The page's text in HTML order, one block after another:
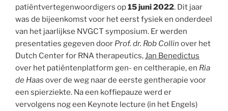
patiëntvertegenwoordigers op15 juni 2022. Dit jaar
was de bijeenkomst voor het eerst fysiek en onderdeel
van het jaarlijkse NVGCT symposium. Er werden
presentaties gegeven door Prof. dr. Rob Collin over het
Dutch Center for RNA therapeutics, Jan Benedictus
over het patiëntenplatform gen- en celtherapie, en Ria
de Haas over de weg naar de eerste gentherapie voor
een spierziekte. Na een koffiepauze werd er
vervolgens nog een Keynote lecture (in het Engels)